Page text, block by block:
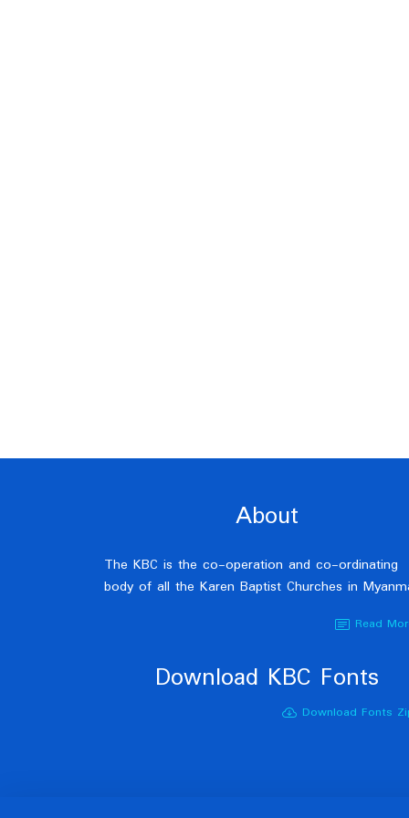
About
The KBC is the co-operation and co-ordinating
body of all the Karen Baptist Churches in
Read
Download KBC Fonts
Download Fonts